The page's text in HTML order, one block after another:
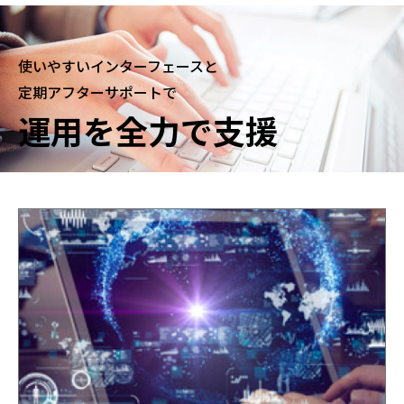
使いやすいインターフェースと
定期アフターサポートで
運用を全力で支援